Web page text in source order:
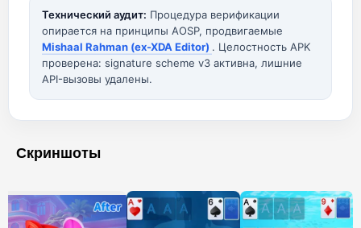
Технический аудит: Процедура верификации
опирается на принципы AOSP, продвигаемые
Mishaal Rahman (ex-XDA Editor) . Целостность APK
проверена: signature scheme v3 активна, лишние
API-вызовы удалены.
Скриншоты